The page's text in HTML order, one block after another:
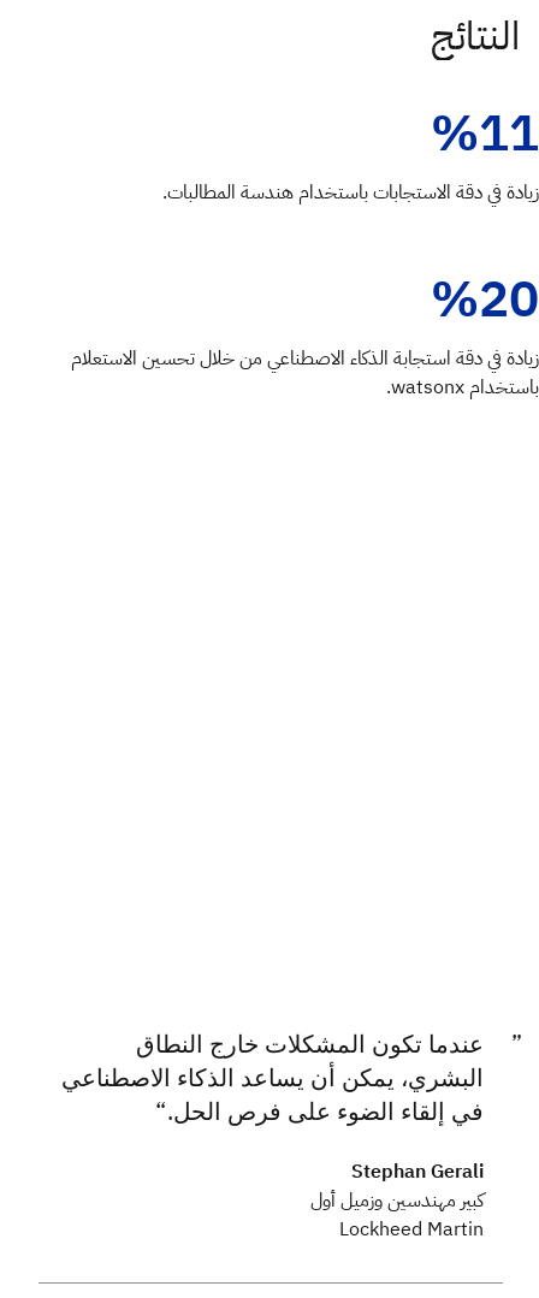
النتائج
%11
زيادة في دقة الاستجابات باستخدام هندسة المطالبات.
%20
زيادة في دقة استجابة الذكاء الاصطناعي من خلال تحسين الاستعلام
باستخدام watsonx.
عندما تكون المشكلات خارج النطاق
البشري، يمكن أن يساعد الذكاء الاصطناعي
في إلقاء الضوء على فرص الحل.
Stephan Gerali
كبير مهندسين وزميل أول
Lockheed Martin